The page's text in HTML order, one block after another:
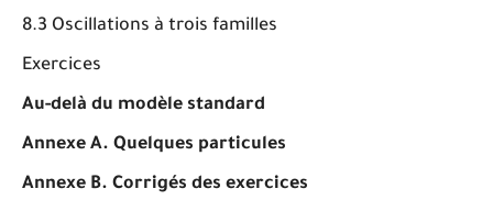
8.3 Oscillations à trois familles
Exercices
Au-delà du modèle standard
Annexe A. Quelques particules
Annexe B. Corrigés des exercices